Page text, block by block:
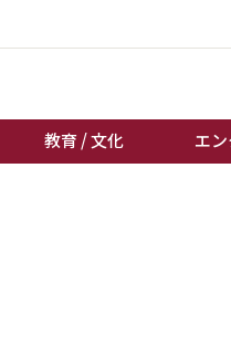
教育 / 文化 エ